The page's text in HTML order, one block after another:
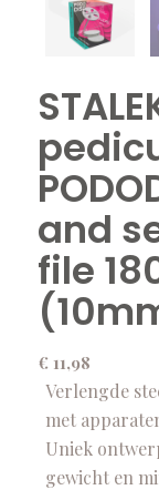
and
file
€ 11,98
Verlengde
met
Uniek
gewicht en